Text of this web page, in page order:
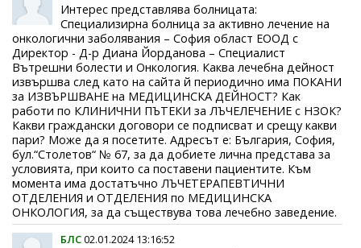
Интерес представлява болницата:
Специализирна болница за активно лечение на
онкологични заболявания – София област ЕООД с
Директор - Д-р Диана Йорданова – Специалист
Вътрешни болести и Онкология. Каква лечебна дейност
извършва след като на сайта й периодично има ПОКАНИ
за ИЗВЪРШВАНЕ на МЕДИЦИНСКА ДЕЙНОСТ? Как
работи по КЛИНИЧНИ ПЪТЕКИ за ЛЪЧЕЛЕЧЕНИЕ с НЗОК?
Какви граждански договори се подписват и срещу какви
пари? Може да я посетите. Адресът е: България, София,
бул.“Столетов“ № 67, за да добиете лична представа за
условията, при които са поставени пациентите. Към
момента има достатъчно ЛЪЧЕТЕРАПЕВТИЧНИ
ОТДЕЛЕНИЯ и ОТДЕЛЕНИЯ по МЕДИЦИНСКА
ОНКОЛОГИЯ, за да съществува това лечебно заведение.
БЛС02.01.2024 13:16:52